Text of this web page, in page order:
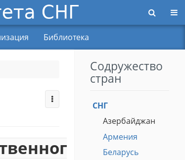
Библиотека
Содружество
стран
СНГ
Азербайджан
Армения
Беларусь